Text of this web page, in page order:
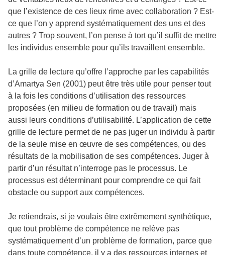
que l’existence de ces lieux rime avec collaboration ? Est-
ce que l’on y apprend systématiquement des uns et des
autres ? Trop souvent, l’on pense à tort qu’il suffit de mettre
les individus ensemble pour qu’ils travaillent ensemble.
La grille de lecture qu’offre l’approche par les capabilités
d’Amartya Sen (2001) peut être très utile pour penser tout
à la fois les conditions d’utilisation des ressources
proposées (en milieu de formation ou de travail) mais
aussi leurs conditions d’utilisabilité. L’application de cette
grille de lecture permet de ne pas juger un individu à partir
de la seule mise en œuvre de ses compétences, ou des
résultats de la mobilisation de ses compétences. Juger à
partir d’un résultat n’interroge pas le processus. Le
processus est déterminant pour comprendre ce qui fait
obstacle ou support aux compétences.
Je retiendrais, si je voulais être extrêmement synthétique,
que tout problème de compétence ne relève pas
systématiquement d’un problème de formation, parce que
dans toute compétence, il y a des ressources internes et